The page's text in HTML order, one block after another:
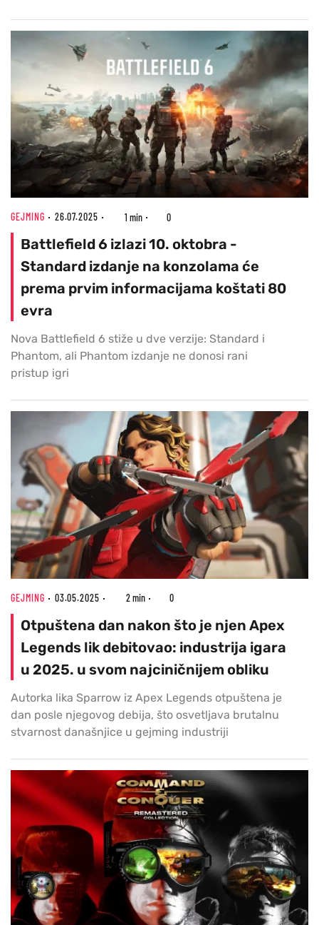
GEJMING 26.07.2025 1 min 0
Battlefield 6 izlazi 10. oktobra -
Standard izdanje na konzolama će
prema prvim informacijama koštati 80
evra
Nova Battlefield 6 stiže u dve verzije: Standard i
Phantom, ali Phantom izdanje ne donosi rani
pristup igri
GEJMING 03.05.2025 2 min 0
Otpuštena dan nakon što je njen Apex
Legends lik debitovao: industrija igara
u 2025. u svom najciničnijem obliku
Autorka lika Sparrow iz Apex Legends otpuštena je
dan posle njegovog debija, što osvetljava brutalnu
stvarnost današnjice u gejming industriji